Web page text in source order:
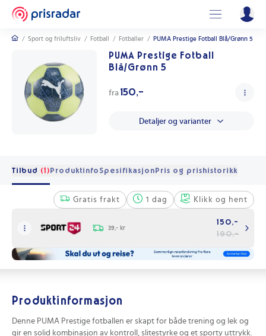
/ Sport og friluftsliv / Fotball / Fotballer / PUMA Prestige Fotball Blå/Grønn 5
PUMA Prestige Fotball
Blå/Grønn 5
fra 150,-
Detaljer og varianter
Tilbud (1)Produktinfo SpesifikasjonPris og prishistorikk
Gratis frakt 1 dag Klikk og hent
39,- kr
150,-
190,-
Produktinformasjon
Denne PUMA Prestige fotballen er skapt for både trening og lek og
gir en solid kombinasjon av kontroll, slitestyrke og et sporty uttrykk.